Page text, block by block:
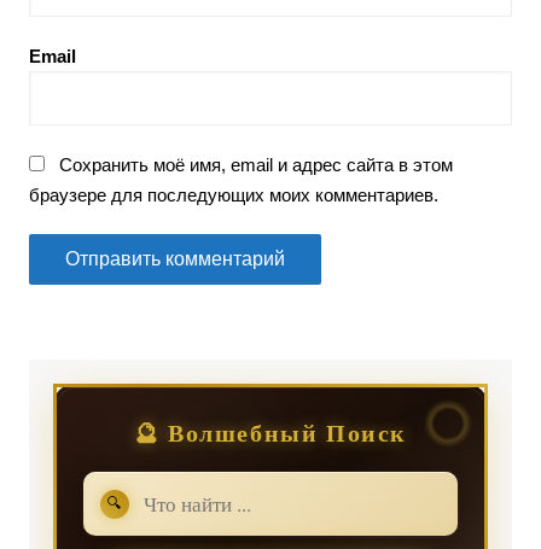
Email
Сохранить моё имя, email и адрес сайта в этом
браузере для последующих моих комментариев.
🔮 Волшебный Поиск
🔍